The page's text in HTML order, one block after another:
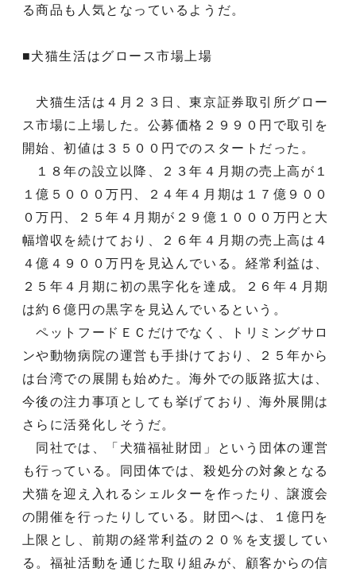
る商品も人気となっているようだ。
■犬猫生活はグロース市場上場
犬猫生活は４月２３日、東京証券取引所グロー
ス市場に上場した。公募価格２９９０円で取引を
開始、初値は３５００円でのスタートだった。
１８年の設立以降、２３年４月期の売上高が１
１億５０００万円、２４年４月期は１７億９００
０万円、２５年４月期が２９億１０００万円と大
幅増収を続けており、２６年４月期の売上高は４
４億４９００万円を見込んでいる。経常利益は、
２５年４月期に初の黒字化を達成。２６年４月期
は約６億円の黒字を見込んでいるという。
ペットフードＥＣだけでなく、トリミングサロ
ンや動物病院の運営も手掛けており、２５年から
は台湾での展開も始めた。海外での販路拡大は、
今後の注力事項としても挙げており、海外展開は
さらに活発化しそうだ。
同社では、「犬猫福祉財団」という団体の運営
も行っている。同団体では、殺処分の対象となる
犬猫を迎え入れるシェルターを作ったり、譲渡会
の開催を行ったりしている。財団へは、１億円を
上限とし、前期の経常利益の２０％を支援してい
る。福祉活動を通じた取り組みが、顧客からの信